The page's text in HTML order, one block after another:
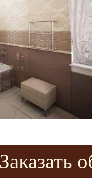
Заказать